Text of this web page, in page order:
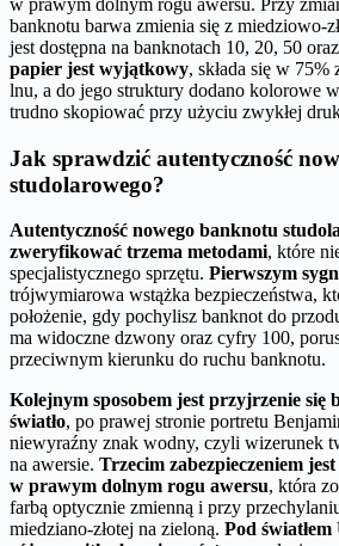
banknotu barwa zmienia się z miedziowo-
jest dostępna na banknotach 10, 20, 50
papier jest wyjątkowy, składa się w
lnu, a do jego struktury dodano kolorowe
trudno skopiować przy użyciu zwykłej
Jak sprawdzić autentyczność
studolarowego?
Autentyczność nowego banknotu
zweryfikować trzema metodami, które
specjalistycznego sprzętu. Pierwszym
trójwymiarowa wstążka bezpieczeństwa,
położenie, gdy pochylisz banknot do
ma widoczne dzwony oraz cyfry 100,
przeciwnym kierunku do ruchu banknotu.
Kolejnym sposobem jest przyjrzenie się
światło, po prawej stronie portretu
niewyraźny znak wodny, czyli wizerunek
na awersie. Trzecim zabezpieczeniem
w prawym dolnym rogu awersu, która
farbą optycznie zmienną i przy
miedziano-złotej na zieloną. Pod